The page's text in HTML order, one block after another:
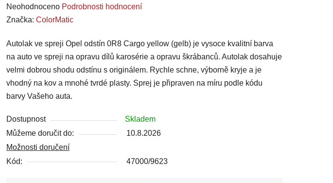
Průměrné
hodnocení
je
0,0
z
5
hvězdiček.
Neohodnoceno Podrobnosti hodnocení
Značka: ColorMatic
Autolak ve spreji Opel odstín 0R8 Cargo yellow (gelb) je vysoce kvalitní barva
na auto ve spreji na opravu dílů karosérie a opravu škrábanců. Autolak dosahuje
velmi dobrou shodu odstínu s originálem. Rychle schne, výborně kryje a je
vhodný na kov a mnohé tvrdé plasty. Sprej je připraven na míru podle kódu
barvy Vašeho auta.
Dostupnost
Skladem
Můžeme doručit do:
10.8.2026
Možnosti doručení
Kód:
47000/9623